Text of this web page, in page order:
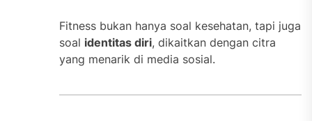
Fitness bukan hanya soal kesehatan, tapi juga
soal identitas diri, dikaitkan dengan citra
yang menarik di media sosial.